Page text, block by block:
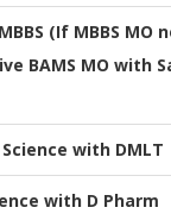
MBBS (If MBBS
BAMS MO with
Science with DMLT
with D Pharm